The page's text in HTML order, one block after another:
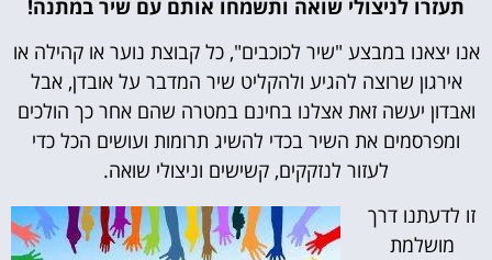
תעזרו לניצולי שואה ותשמחו אותם עם שיר במתנה!
אנו יצאנו במבצע "שיר לכוכבים", כל קבוצת נוער או קהילה או
אירגון שרוצה להגיע ולהקליט שיר המדבר על אובדן, אבל
ואבדון יעשה זאת אצלנו בחינם במטרה שהם אחר כך הולכים
ומפרסמים את השיר בכדי להשיג תרומות ועושים הכל כדי
לעזור לנזקקים, קשישים וניצולי שואה.
זו לדעתנו דרך
מושלמת